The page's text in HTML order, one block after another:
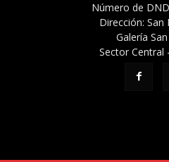
Número de
Dirección: San
Galería
Sector Central